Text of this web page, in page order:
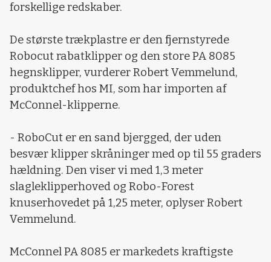
forskellige redskaber.
De største trækplastre er den fjernstyrede
Robocut rabatklipper og den store PA 8085
hegnsklipper, vurderer Robert Vemmelund,
produktchef hos MI, som har importen af
McConnel-klipperne.
- RoboCut er en sand bjergged, der uden
besvær klipper skråninger med op til 55 graders
hældning. Den viser vi med 1,3 meter
slagleklipperhoved og Robo-Forest
knuserhovedet på 1,25 meter, oplyser Robert
Vemmelund.
McConnel PA 8085 er markedets kraftigste